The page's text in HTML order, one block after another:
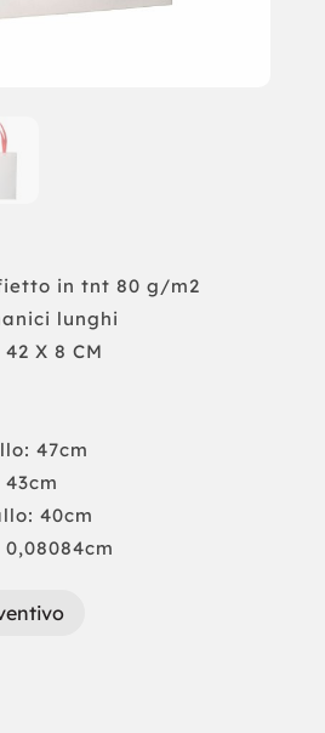
in tnt 80 g/m2
lunghi
X 8 CM
47cm
40cm